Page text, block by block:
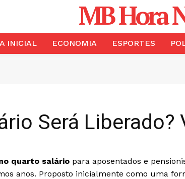
MB Hora
INICIAL ECONOMIA ESPORTES
Será Liberado?
quarto salário para aposentados e
anos. Proposto inicialmente como uma